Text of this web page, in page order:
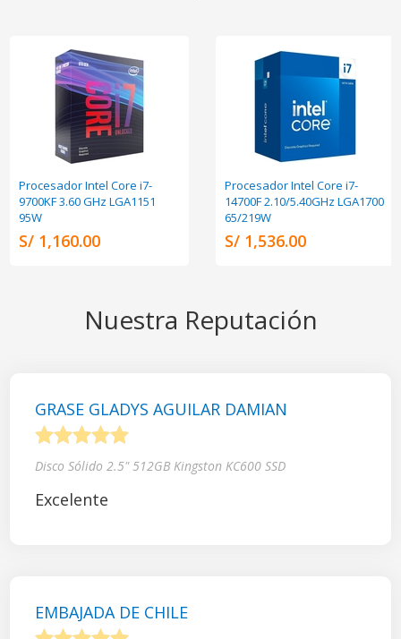
Procesador Intel Core i7-
9700KF 3.60 GHz LGA1151
95W
S/ 1,160.00
Procesador Intel Core i7-
14700F 2.10/5.40GHz LGA1700
65/219W
S/ 1,536.00
Nuestra Reputación
GRASE GLADYS AGUILAR DAMIAN
Disco Sólido 2.5" 512GB Kingston KC600 SSD
Excelente
EMBAJADA DE CHILE